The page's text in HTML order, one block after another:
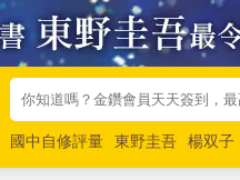
國中自修評量 東野圭吾 楊双子
唯紅花綻放
奧德賽 路邊攤新作